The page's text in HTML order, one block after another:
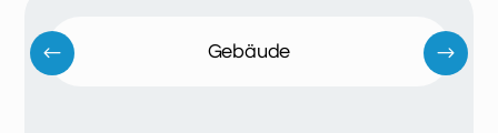
Gebäude